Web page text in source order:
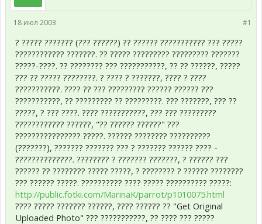
#1
18 июл 2003
? ????? ??????? (??? ??????) ?? ?????? ??????????? ??? ?????
???????????? ???????. ?? ????? ????????? ????????? ???????
?????-????. ?? ???????? ??? ???????????, ?? ?? ??????, ?????
??? ?? ????? ????????. ? ???? ? ???????, ???? ? ????
???????????. ???? ?? ??? ????????? ?????? ?????? ???
???????????, ?? ????????? ?? ?????????. ??? ???????, ??? ??
?????, ? ??? ????. ???? ???????????, ??? ??? ?????????
???????????? ??????, "?? ?????? ??????" ???
???????????????? ?????. ?????? ???????? ??????????
(???????), ??????? ??????? ??? ? ??????? ?????? ???? -
??????????????. ???????? ? ??????? ???????, ? ?????? ???
?????? ?? ???????? ????? ?????, ? ???????? ? ?????? ????????
??? ?????? ?????. ?????????? ???? ????? ?????????? ?????:
http://public.fotki.com/MarinaK/parrot/p1010075.html
???? ????? ??????? ??????, ???? ?????? ?? "Get Original
Uploaded Photo" ??? ???????????, ?? ???? ??? ?????